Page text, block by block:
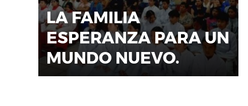
LA FAMILIA
ESPERANZA PARA UN
MUNDO NUEVO.